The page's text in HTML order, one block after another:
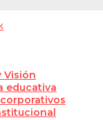
Visión
educativa